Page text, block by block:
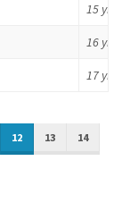
15 yıl
16 yıl
17 yıl
12 13 14